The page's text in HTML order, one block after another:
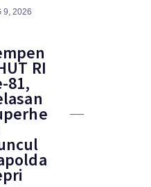
9, 2026
RI
81,